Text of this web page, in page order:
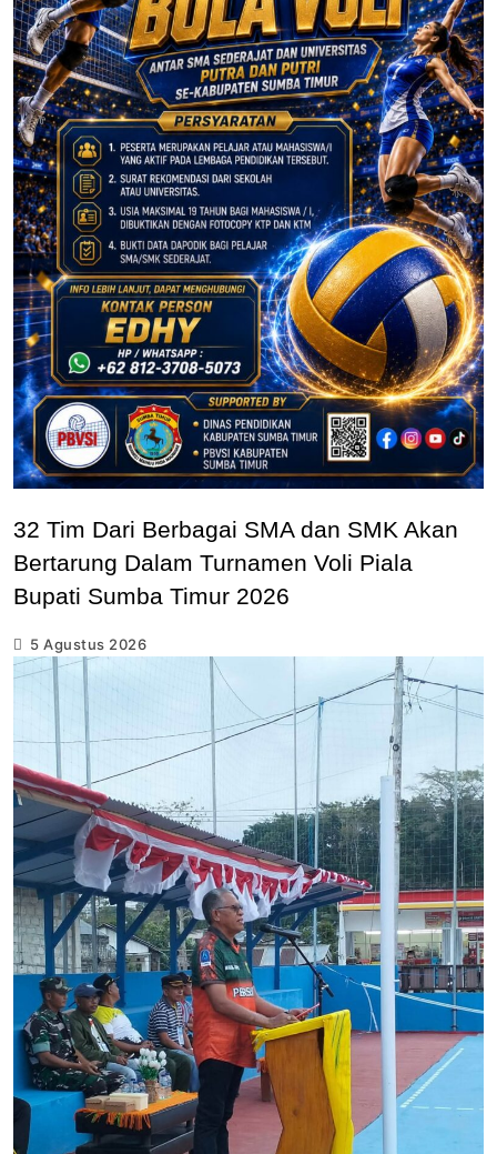
32 Tim Dari Berbagai SMA dan SMK Akan
Bertarung Dalam Turnamen Voli Piala
Bupati Sumba Timur 2026
5 Agustus 2026